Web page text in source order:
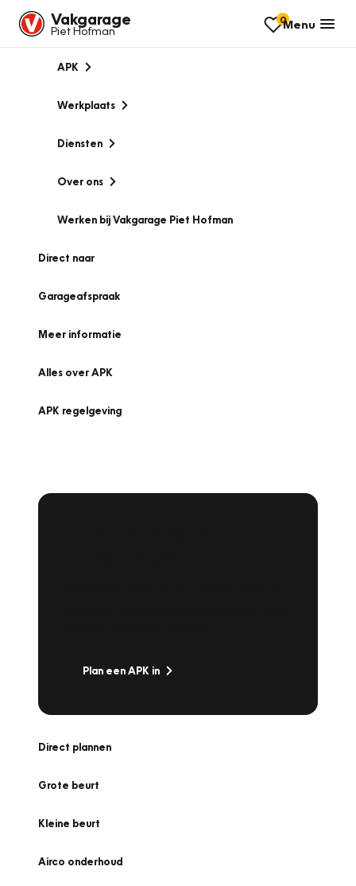
Vakgarage
Piet Hofman
0Menu
APK
Werkplaats
Diensten
Over ons
Werken bij Vakgarage Piet Hofman
Direct naar
Garageafspraak
Meer informatie
Alles over APK
APK regelgeving
Plan een APK in
Direct plannen
Grote beurt
Kleine beurt
Airco onderhoud